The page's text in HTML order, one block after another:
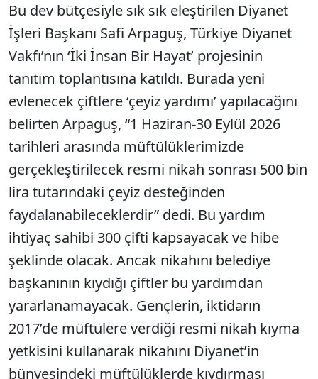
Bu dev bütçesiyle sık sık eleştirilen Diyanet
İşleri Başkanı Safi Arpaguş, Türkiye Diyanet
Vakfı’nın ‘İki İnsan Bir Hayat’ projesinin
tanıtım toplantısına katıldı. Burada yeni
evlenecek çiftlere ‘çeyiz yardımı’ yapılacağını
belirten Arpaguş, “1 Haziran-30 Eylül 2026
tarihleri arasında müftülüklerimizde
gerçekleştirilecek resmi nikah sonrası 500 bin
lira tutarındaki çeyiz desteğinden
faydalanabileceklerdir” dedi. Bu yardım
ihtiyaç sahibi 300 çifti kapsayacak ve hibe
şeklinde olacak. Ancak nikahını belediye
başkanının kıydığı çiftler bu yardımdan
yararlanamayacak. Gençlerin, iktidarın
2017’de müftülere verdiği resmi nikah kıyma
yetkisini kullanarak nikahını Diyanet’in
bünyesindeki müftülüklerde kıydırması